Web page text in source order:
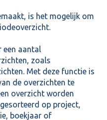
is het mogelijk om
een aantal
zoals
Met deze functie is
de overzichten te
overzicht worden
op project,
boekjaar of